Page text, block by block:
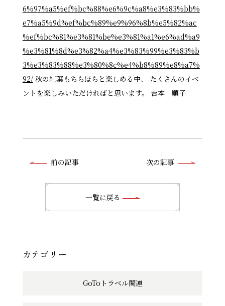
6%97%a5%ef%bc%88%e6%9c%a8%e3%83%bb%
e7%a5%9d%ef%bc%89%e9%96%8b%e5%82%ac
%ef%bc%81%e3%81%be%e3%81%a1%e6%ad%a9
%e3%81%8d%e3%82%a4%e3%83%99%e3%83%b
3%e3%83%88%e3%80%8c%e4%b8%89%e8%a7%
92/秋の紅葉もちらほらと楽しめる中、 たくさんのイベ
ントを楽しみいただければと思います。 吉本 順子
へ
前の記事 次の記事
一覧に戻る
カテゴリー
GoToトラベル関連